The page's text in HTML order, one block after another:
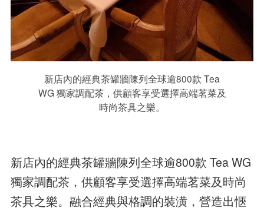
新店內的經典茶罐牆陳列全球逾800款 Tea
WG 獨家調配茶，供顧客享受選擇高端茗菜及
時尚茶具之樂。
新店內的經典茶罐牆陳列全球逾800款 Tea WG
獨家調配茶，供顧客享受選擇高端茗菜及時尚
茶具之樂。融合經典與格調的裝潢，營造出愜